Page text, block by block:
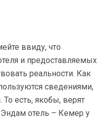
ввиду, что
и предоставляемых
реальности. Как
сведениями,
есть, якобы, верят
отель – Кемер у